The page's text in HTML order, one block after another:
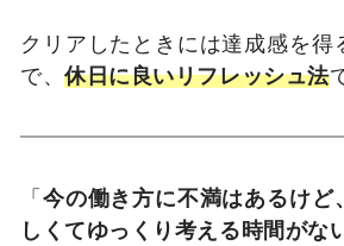
クリアしたときには達成感を得
で、休日に良いリフレッシュ法
「今の働き方に不満はあるけど
しくてゆっくり考える時間がな